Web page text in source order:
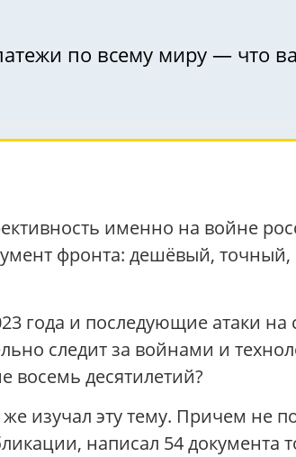
по всему миру — что
именно на войне
фронта: дешёвый,
года и последующие атаки на
следит за войнами и
восемь десятилетий?
изучал эту тему. Причем не
написал 54 документа